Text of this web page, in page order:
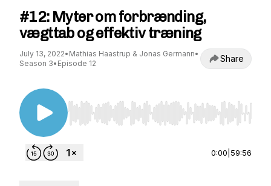
#12: Myter om forbrænding,
vægttab og effektiv træning
July 13, 2022• Mathias Haastrup & Jonas Germann•
Season 3• Episode 12 Share
Use Left/Right to seek, Home/End to jump to
0:00 59:56